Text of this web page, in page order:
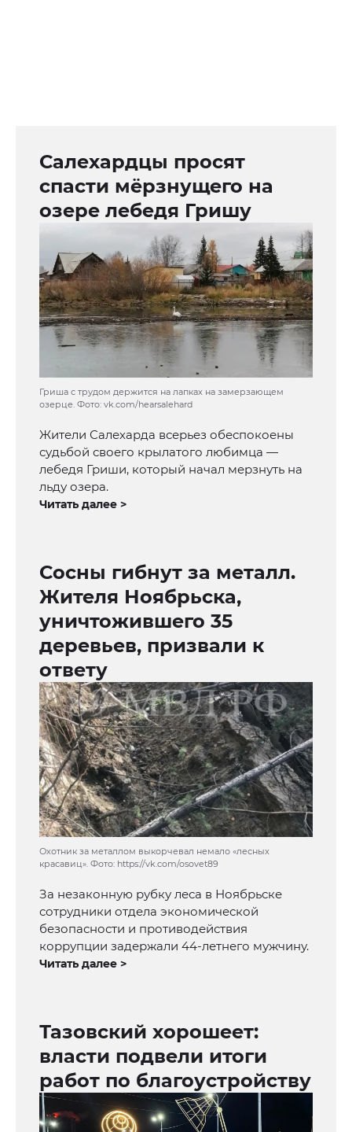
Салехардцы просят
спасти мёрзнущего на
озере лебедя Гришу
Гриша с трудом держится на лапках на замерзающем
озерце. Фото: vk.com/hearsalehard
Жители Салехарда всерьез обеспокоены
судьбой своего крылатого любимца —
лебедя Гриши, который начал мерзнуть на
льду озера.
Читать далее >
Сосны гибнут за металл.
Жителя Ноябрьска,
уничтожившего 35
деревьев, призвали к
ответу
Охотник за металлом выкорчевал немало «лесных
красавиц». Фото: https://vk.com/osovet89
За незаконную рубку леса в Ноябрьске
сотрудники отдела экономической
безопасности и противодействия
коррупции задержали 44-летнего мужчину.
Читать далее >
Тазовский хорошеет:
власти подвели итоги
работ по благоустройству